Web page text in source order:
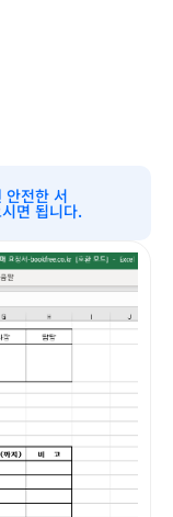
안전한 서
면 됩니다.